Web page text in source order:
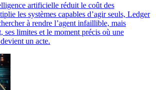
artificielle réduit le coût des
les systèmes capables d’agir seuls, Ledger
à rendre l’agent infaillible, mais
ses limites et le moment précis où une
un acte.